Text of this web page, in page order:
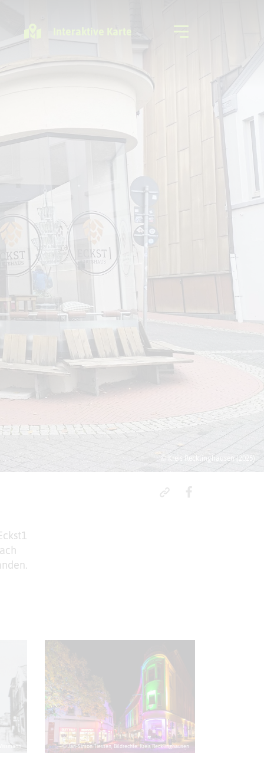
Interaktive Karte
Freizeitregion
© Kreis Recklinghausen (2025)
© Jan-Simon Tiessen, Bildrechte: Kreis Recklinghausen